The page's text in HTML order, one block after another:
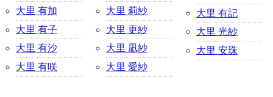
大里 有加
大里 有子
大里 有沙
大里 有咲
大里 莉紗
大里 更紗
大里 凪紗
大里 愛紗
大里 有記
大里 光紗
大里 安珠